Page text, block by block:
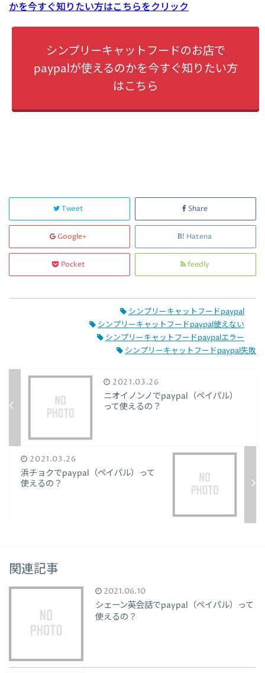
かを今すぐ知りたい方はこちらをクリック
シンプリーキャットフードのお店で
paypalが使えるのかを今すぐ知りたい方
はこちら
Tweet Share
Google+ Hatena
Pocket feedly
シンプリーキャットフードpaypal
シンプリーキャットフードpaypal使えない
シンプリーキャットフードpaypalエラー
シンプリーキャットフードpaypal失敗
2021.03.26
ニオイノンノでpaypal（ペイパル）
って使えるの？
2021.03.26
浜チョクでpaypal（ペイパル）って
使えるの？
関連記事
2021.06.10
シェーン英会話でpaypal（ペイパル）って
使えるの？